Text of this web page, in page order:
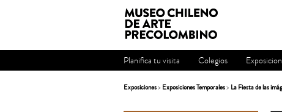
Planifica tu visita Colegios
Exposiciones> Exposiciones Temporales> La Fiesta de las